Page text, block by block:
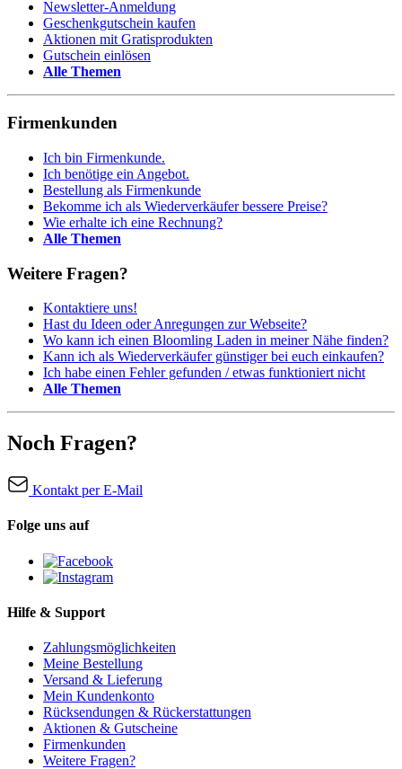
Newsletter-Anmeldung
Geschenkgutschein kaufen
Aktionen mit Gratisprodukten
Gutschein einlösen
Alle Themen
Firmenkunden
Ich bin Firmenkunde.
Ich benötige ein Angebot.
Bestellung als Firmenkunde
Bekomme ich als Wiederverkäufer bessere Preise?
Wie erhalte ich eine Rechnung?
Alle Themen
Weitere Fragen?
Kontaktiere uns!
Hast du Ideen oder Anregungen zur Webseite?
Wo kann ich einen Bloomling Laden in meiner Nähe finden?
Kann ich als Wiederverkäufer günstiger bei euch einkaufen?
Ich habe einen Fehler gefunden / etwas funktioniert nicht
Alle Themen
Noch Fragen?
Kontakt per E-Mail
Folge uns auf
Hilfe & Support
Zahlungsmöglichkeiten
Meine Bestellung
Versand & Lieferung
Mein Kundenkonto
Rücksendungen & Rückerstattungen
Aktionen & Gutscheine
Firmenkunden
Weitere Fragen?